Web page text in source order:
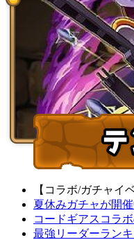
【コラボ/ガチャイ
夏休みガチャが開
コードギアスコラ
最強リーダーラン